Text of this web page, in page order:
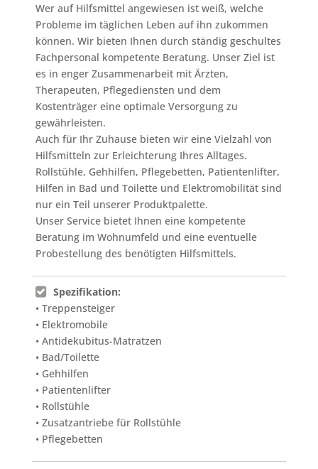
Wer auf Hilfsmittel angewiesen ist weiß, welche
Probleme im täglichen Leben auf ihn zukommen
können. Wir bieten Ihnen durch ständig geschultes
Fachpersonal kompetente Beratung. Unser Ziel ist
es in enger Zusammenarbeit mit Ärzten,
Therapeuten, Pflegediensten und dem
Kostenträger eine optimale Versorgung zu
gewährleisten.
Auch für Ihr Zuhause bieten wir eine Vielzahl von
Hilfsmitteln zur Erleichterung Ihres Alltages.
Rollstühle, Gehhilfen, Pflegebetten, Patientenlifter,
Hilfen in Bad und Toilette und Elektromobilität sind
nur ein Teil unserer Produktpalette.
Unser Service bietet Ihnen eine kompetente
Beratung im Wohnumfeld und eine eventuelle
Probestellung des benötigten Hilfsmittels.
Spezifikation:
• Treppensteiger
• Elektromobile
• Antidekubitus-Matratzen
• Bad/Toilette
• Gehhilfen
• Patientenlifter
• Rollstühle
• Zusatzantriebe für Rollstühle
• Pflegebetten